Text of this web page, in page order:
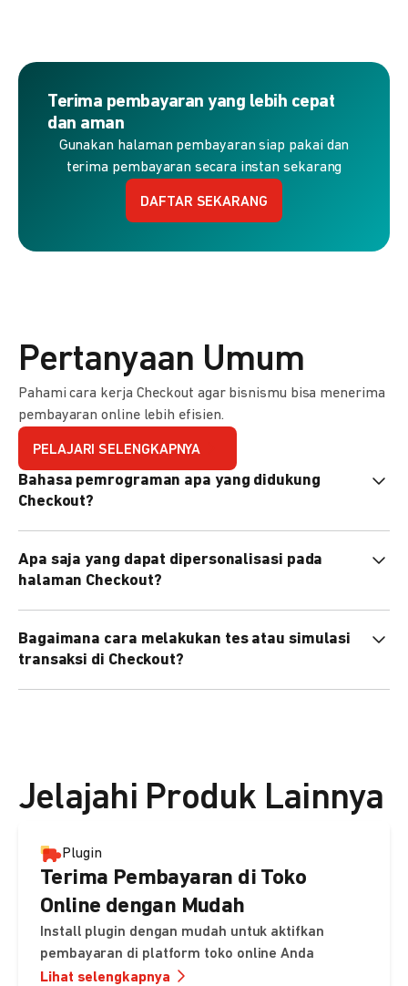
Terima pembayaran yang lebih cepat
dan aman
Gunakan halaman pembayaran siap pakai dan
terima pembayaran secara instan sekarang
DAFTAR SEKARANG
Pertanyaan Umum
Pahami cara kerja Checkout agar bisnismu bisa menerima
pembayaran online lebih efisien.
PELAJARI SELENGKAPNYA
Bahasa pemrograman apa yang didukung
Checkout?
PHP, Node.js, Go, dll).
Apa saja yang dapat dipersonalisasi pada
halaman Checkout?
preferensi bahasa, dan urutan metode pembayaran sesuai
kebutuhan brand Anda.
Bagaimana cara melakukan tes atau simulasi
transaksi di Checkout?
Jelajahi Produk Lainnya
Plugin
Terima Pembayaran di Toko
Online dengan Mudah
Install plugin dengan mudah untuk aktifkan
pembayaran di platform toko online Anda
Lihat selengkapnya